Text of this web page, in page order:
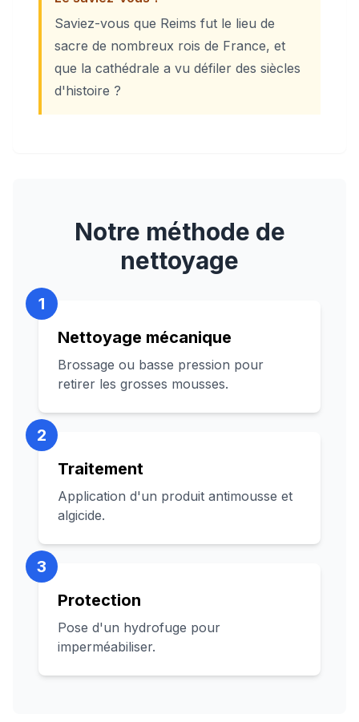
Saviez-vous que Reims fut le lieu de
sacre de nombreux rois de France, et
que la cathédrale a vu défiler des siècles
d'histoire ?
Notre méthode de
nettoyage
1
Nettoyage mécanique
Brossage ou basse pression pour
retirer les grosses mousses.
2
Traitement
Application d'un produit antimousse et
algicide.
3
Protection
Pose d'un hydrofuge pour
imperméabiliser.